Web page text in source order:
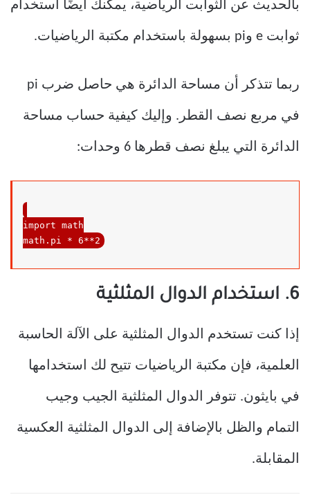
بالحديث عن الثوابت الرياضية، يمكنك أيضًا استخدام
ثوابت e وpi بسهولة باستخدام مكتبة الرياضيات.
ربما تتذكر أن مساحة الدائرة هي حاصل ضرب pi
في مربع نصف القطر. وإليك كيفية حساب مساحة
الدائرة التي يبلغ نصف قطرها 6 وحدات:
import math
math.pi * 6**2
6. استخدام الدوال المثلثية
إذا كنت تستخدم الدوال المثلثية على الآلة الحاسبة
العلمية، فإن مكتبة الرياضيات تتيح لك استخدامها
في بايثون. تتوفر الدوال المثلثية الجيب وجيب
التمام والظل بالإضافة إلى الدوال المثلثية العكسية
المقابلة.